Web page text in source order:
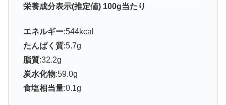
栄養成分表示(推定値) 100g当たり
エネルギー:544kcal
たんぱく質:5.7g
脂質:32.2g
炭水化物:59.0g
食塩相当量:0.1g